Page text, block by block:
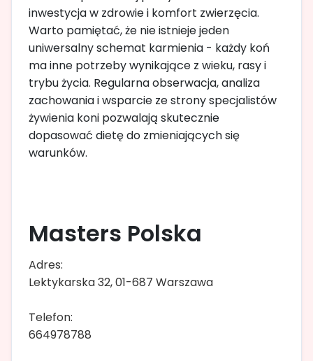
inwestycja w zdrowie i komfort zwierzęcia.
Warto pamiętać, że nie istnieje jeden
uniwersalny schemat karmienia - każdy koń
ma inne potrzeby wynikające z wieku, rasy i
trybu życia. Regularna obserwacja, analiza
zachowania i wsparcie ze strony specjalistów
żywienia koni pozwalają skutecznie
dopasować dietę do zmieniających się
warunków.
Masters Polska
Adres:
Lektykarska 32, 01-687 Warszawa
Telefon:
664978788